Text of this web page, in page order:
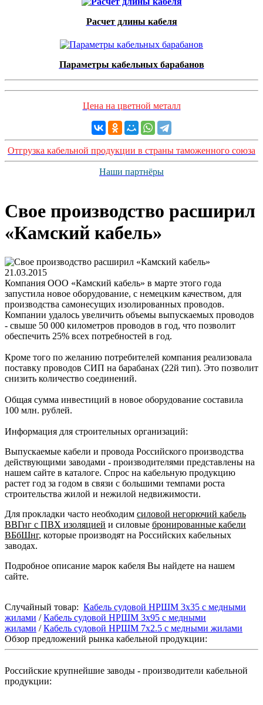
Расчет длины кабеля
Параметры кабельных барабанов
Цена на цветной металл
Отгрузка кабельной продукции в страны таможенного союза
Наши партнёры
Свое производство расширил
«Камский кабель»
21.03.2015
Компания ООО «Камский кабель» в марте этого года
запустила новое оборудование, с немецким качеством, для
производства самонесущих изолированных проводов.
Компании удалось увеличить объемы выпускаемых проводов
- свыше 50 000 километров проводов в год, что позволит
обеспечить 25% всех потребностей в год.
Кроме того по желанию потребителей компания реализовала
поставку проводов СИП на барабанах (22й тип). Это позволит
снизить количество соединений.
Общая сумма инвестиций в новое оборудование составила
100 млн. рублей.
Информация для строительных организаций:
Выпускаемые кабели и провода Российского производства
действующими заводами - производителями представлены на
нашем сайте в каталоге. Спрос на кабельную продукцию
растет год за годом в связи с большими темпами роста
строительства жилой и нежилой недвижимости.
Для прокладки часто необходим силовой негорючий кабель
ВВГнг с ПВХ изоляцией и силовые бронированные кабели
ВБбШнг, которые производят на Российских кабельных
заводах.
Подробное описание марок кабеля Вы найдете на нашем
сайте.
Случайный товар: Кабель судовой НРШМ 3x35 с медными
жилами /Кабель судовой НРШМ 3x95 с медными
жилами /Кабель судовой НРШМ 7x2.5 с медными жилами
Обзор предложений рынка кабельной продукции:
Российские крупнейшие заводы - производители кабельной
продукции: